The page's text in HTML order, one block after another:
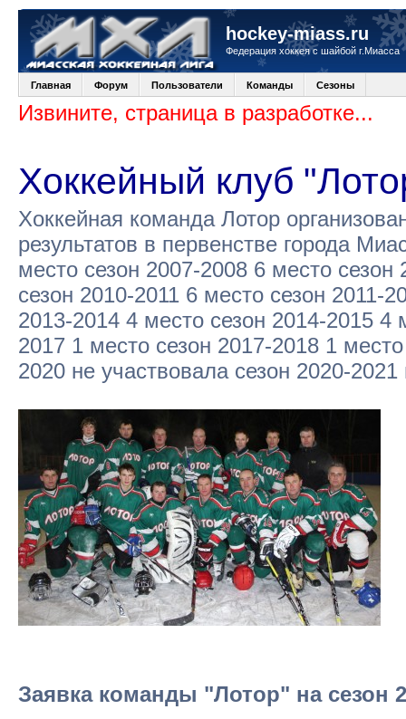
hockey-miass.ru
Федерация хоккея с шайбой г.Миасса
Главная Форум Пользователи Команды Сезоны
Извините, страница в разработке...
Хоккейный клуб
Хоккейная команда Лотор
результатов в первенстве города
место сезон 2007-2008 6 место
сезон 2010-2011 6 место сезон 2011-
2013-2014 4 место сезон 2014-2015 4
2017 1 место сезон 2017-2018 1
2020 не участвовала сезон 2020-
Заявка команды "Лотор" на сезон